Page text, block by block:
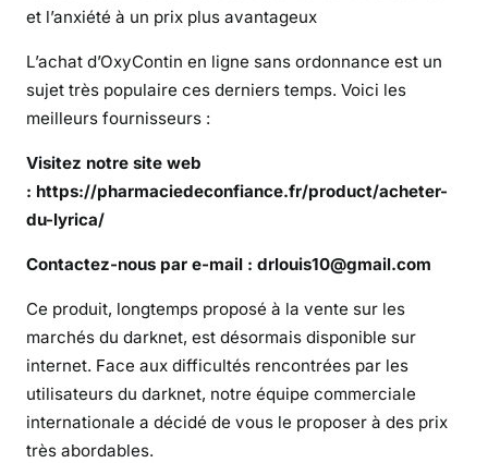
e
e
r
y
c
g
et l’anxiété à un prix plus avantageux
L’achat d’OxyContin en ligne sans ordonnance est un
sujet très populaire ces derniers temps. Voici les
meilleurs fournisseurs :
Visitez notre site web
: https://pharmaciedeconfiance.fr/product/acheter-
du-lyrica/
Contactez-nous par e-mail : drlouis10@gmail.com
Ce produit, longtemps proposé à la vente sur les
marchés du darknet, est désormais disponible sur
internet. Face aux difficultés rencontrées par les
utilisateurs du darknet, notre équipe commerciale
internationale a décidé de vous le proposer à des prix
très abordables.